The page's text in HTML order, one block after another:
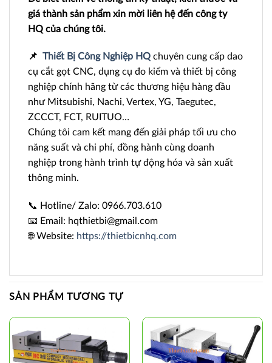
giá thành sản phẩm xin mời liên hệ đến công ty
HQ của chúng tôi.
📌 Thiết Bị Công Nghiệp HQ chuyên cung cấp dao
cụ cắt gọt CNC, dụng cụ đo kiểm và thiết bị công
nghiệp chính hãng từ các thương hiệu hàng đầu
như Mitsubishi, Nachi, Vertex, YG, Taegutec,
ZCCCT, FCT, RUITUO…
Chúng tôi cam kết mang đến giải pháp tối ưu cho
năng suất và chi phí, đồng hành cùng doanh
nghiệp trong hành trình tự động hóa và sản xuất
thông minh.
📞 Hotline/ Zalo: 0966.703.610
📧 Email: hqthietbi@gmail.com
🌐 Website: https://thietbicnhq.com
SẢN PHẨM TƯƠNG TỰ